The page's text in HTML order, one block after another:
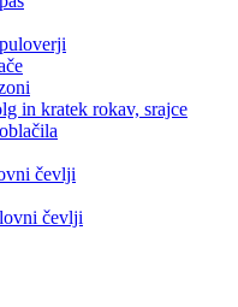
in kratek rokav, srajce
čevlji
čevlji